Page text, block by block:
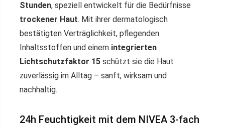
Stunden, speziell entwickelt für die Bedürfnisse
trockener Haut. Mit ihrer dermatologisch
bestätigten Verträglichkeit, pflegenden
Inhaltsstoffen und einem integrierten
Lichtschutzfaktor 15 schützt sie die Haut
zuverlässig im Alltag – sanft, wirksam und
nachhaltig.
24h Feuchtigkeit mit dem NIVEA 3-fach